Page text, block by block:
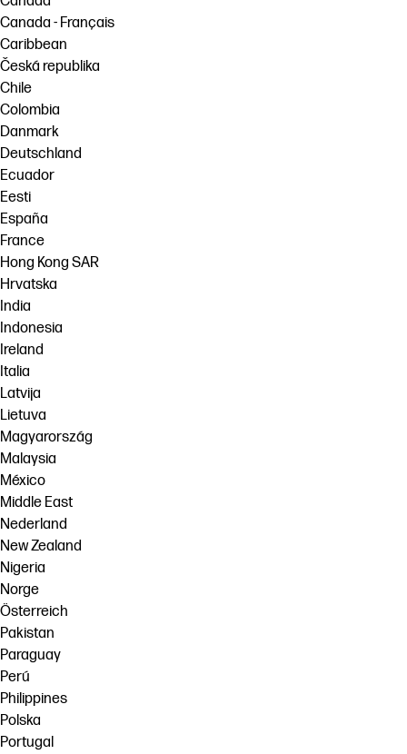
Canada - Français
Caribbean
Česká republika
Chile
Colombia
Danmark
Deutschland
Ecuador
Eesti
España
France
Hong Kong SAR
Hrvatska
India
Indonesia
Ireland
Italia
Latvija
Lietuva
Magyarország
Malaysia
México
Middle East
Nederland
New Zealand
Nigeria
Norge
Österreich
Pakistan
Paraguay
Perú
Philippines
Polska
Portugal